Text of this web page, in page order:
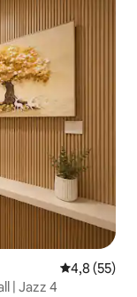
4,8 de uma
4,8 (55)
| Jazz 4